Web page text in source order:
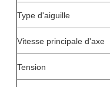
Type d'aiguille
Vitesse principale d'axe
Tension